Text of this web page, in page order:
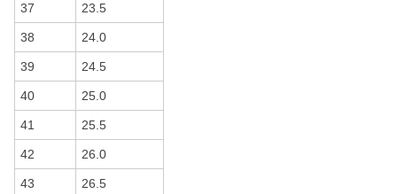
37 23.5
38 24.0
39 24.5
40 25.0
41 25.5
42 26.0
43 26.5